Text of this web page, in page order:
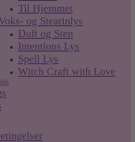
Til Hjemmet
og Stearinlys
Duft og Sten
Intentions Lys
Spell Lys
Witch Craft with Love